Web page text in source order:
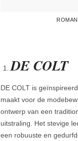
DE COLT
DE COLT is
maakt voor de
ontwerp van een
uitstraling. Het stevige
een robuuste en